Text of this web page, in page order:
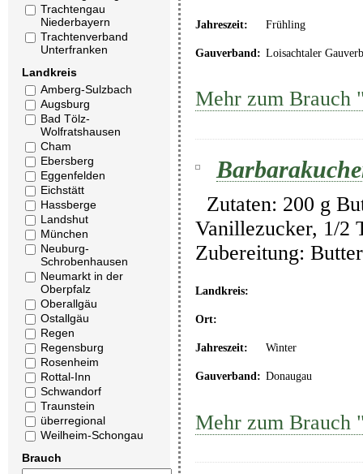
Trachtengau
Niederbayern
Trachtenverband
Unterfranken
Landkreis
Amberg-Sulzbach
Augsburg
Bad Tölz-
Wolfratshausen
Cham
Ebersberg
Eggenfelden
Eichstätt
Hassberge
Landshut
München
Neuburg-
Schrobenhausen
Neumarkt in der
Oberpfalz
Oberallgäu
Ostallgäu
Regen
Regensburg
Rosenheim
Rottal-Inn
Schwandorf
Traunstein
überregional
Weilheim-Schongau
Brauch
Jahreszeit: Frühling
Gauverband: Loisachtaler
Mehr zum
Zutaten: 200 g
Vanillezucker, 1/2
Zubereitung:
Landkreis:
Ort:
Jahreszeit: Winter
Gauverband: Donaugau
Mehr zum Brauch